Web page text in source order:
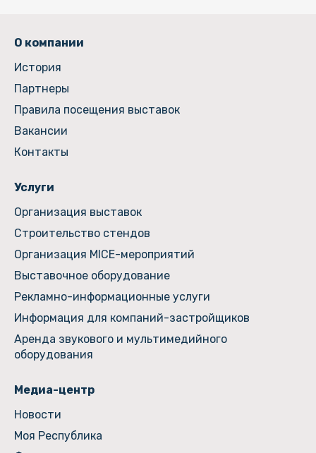
О компании
История
Партнеры
Правила посещения выставок
Вакансии
Контакты
Услуги
Организация выставок
Строительство стендов
Организация MICE-мероприятий
Выставочное оборудование
Рекламно-информационные услуги
Информация для компаний-застройщиков
Аренда звукового и мультимедийного
оборудования
Медиа-центр
Новости
Моя Республика